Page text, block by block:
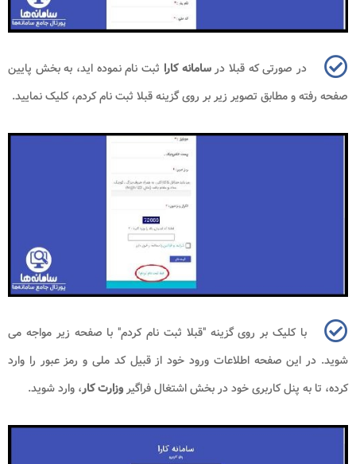
در صورتی که قبلا درسامانه کارا ثبت نام نموده اید، به بخش پایین
صفحه رفته و مطابق تصویر زیر بر روی گزینه قبلا ثبت نام کردم، کلیک نمایید.
با کلیک بر روی گزینه "قبلا ثبت نام کردم" با صفحه زیر مواجه می
شوید. در این صفحه اطلاعات ورود خود از قبیل کد ملی و رمز عبور را وارد
کرده، تا به پنل کاربری خود در بخش اشتغال فراگیروزارت کار، وارد شوید.